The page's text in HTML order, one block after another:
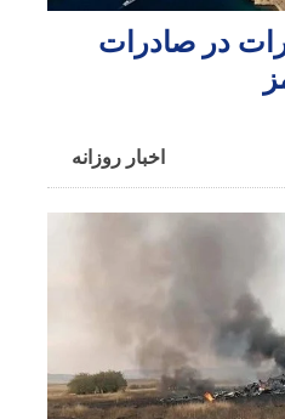
در صادرات
اخبار روزانه